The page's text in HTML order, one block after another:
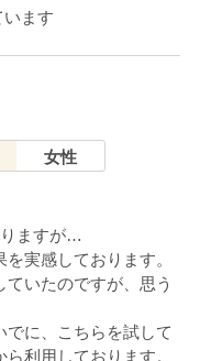
ます
女性
ますが…
実感しております。
いたのですが、思う
に、こちらを試して
利用しております。